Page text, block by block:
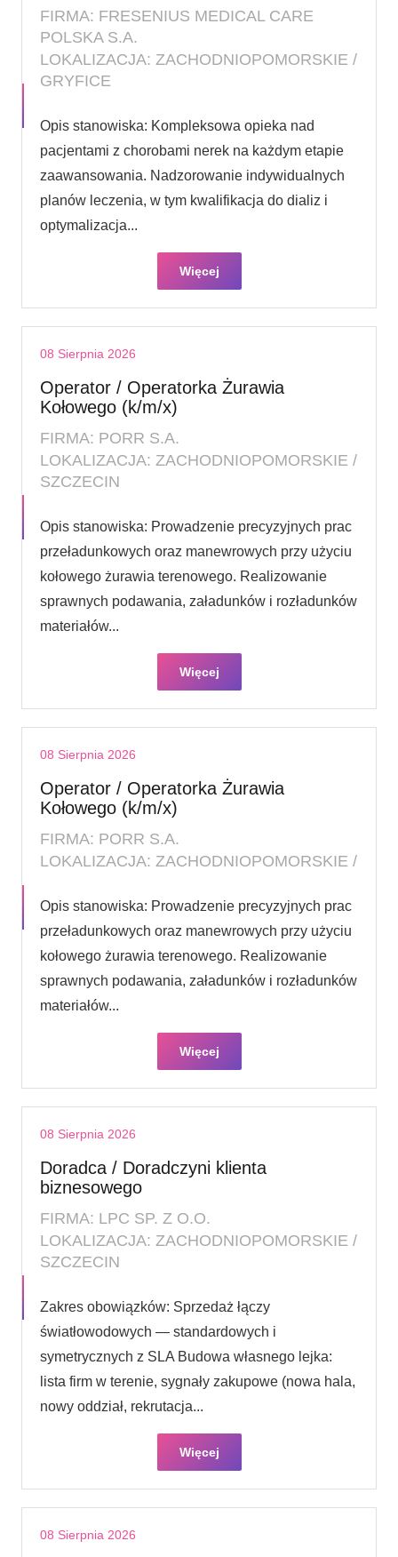
FIRMA: FRESENIUS MEDICAL CARE
POLSKA S.A.
LOKALIZACJA: ZACHODNIOPOMORSKIE /
GRYFICE
Opis stanowiska: Kompleksowa opieka nad
pacjentami z chorobami nerek na każdym etapie
zaawansowania. Nadzorowanie indywidualnych
planów leczenia, w tym kwalifikacja do dializ i
optymalizacja...
Więcej
08 Sierpnia 2026
Operator / Operatorka Żurawia
Kołowego (k/m/x)
FIRMA: PORR S.A.
LOKALIZACJA: ZACHODNIOPOMORSKIE /
SZCZECIN
Opis stanowiska: Prowadzenie precyzyjnych prac
przeładunkowych oraz manewrowych przy użyciu
kołowego żurawia terenowego. Realizowanie
sprawnych podawania, załadunków i rozładunków
materiałów...
Więcej
08 Sierpnia 2026
Operator / Operatorka Żurawia
Kołowego (k/m/x)
FIRMA: PORR S.A.
LOKALIZACJA: ZACHODNIOPOMORSKIE /
Opis stanowiska: Prowadzenie precyzyjnych prac
przeładunkowych oraz manewrowych przy użyciu
kołowego żurawia terenowego. Realizowanie
sprawnych podawania, załadunków i rozładunków
materiałów...
Więcej
08 Sierpnia 2026
Doradca / Doradczyni klienta
biznesowego
FIRMA: LPC SP. Z O.O.
LOKALIZACJA: ZACHODNIOPOMORSKIE /
SZCZECIN
Zakres obowiązków: Sprzedaż łączy
światłowodowych — standardowych i
symetrycznych z SLA Budowa własnego lejka:
lista firm w terenie, sygnały zakupowe (nowa hala,
nowy oddział, rekrutacja...
Więcej
08 Sierpnia 2026